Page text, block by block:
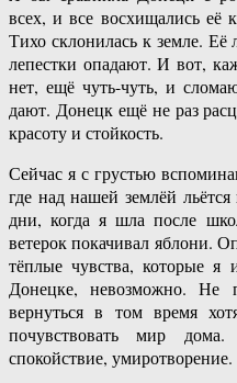
всех, и все восхищались её
Тихо склонилась к земле. Её
лепестки опадают. И вот,
нет, ещё чуть-чуть, и
дают. Донецк ещё не раз
красоту и стойкость.
Сейчас я с грустью
где над нашей землёй
дни, когда я шла после
ветерок покачивал яблони.
тёплые чувства, которые
Донецке, невозможно. Не
вернуться в том время
почувствовать мир дома.
спокойствие, умиротворение.